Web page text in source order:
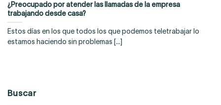
¿Preocupado por atender las llamadas de la empresa
trabajando desde casa?
Estos días en los que todos los que podemos teletrabajar lo
estamos haciendo sin problemas [...]
Buscar